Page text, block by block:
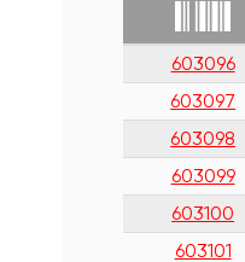
603096
603097
603098
603099
603100
603101